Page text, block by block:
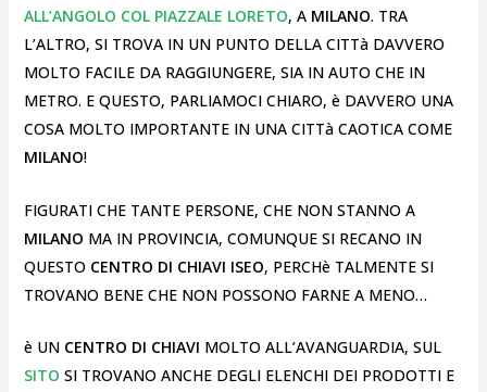
ALL’ANGOLO COL PIAZZALE LORETO, A MILANO. TRA
L’ALTRO, SI TROVA IN UN PUNTO DELLA CITTà DAVVERO
MOLTO FACILE DA RAGGIUNGERE, SIA IN AUTO CHE IN
METRO. E QUESTO, PARLIAMOCI CHIARO, è DAVVERO UNA
COSA MOLTO IMPORTANTE IN UNA CITTà CAOTICA COME
MILANO!
FIGURATI CHE TANTE PERSONE, CHE NON STANNO A
MILANO MA IN PROVINCIA, COMUNQUE SI RECANO IN
QUESTO CENTRO DI CHIAVI ISEO, PERCHè TALMENTE SI
TROVANO BENE CHE NON POSSONO FARNE A MENO…
è UN CENTRO DI CHIAVI MOLTO ALL’AVANGUARDIA, SUL
SITO SI TROVANO ANCHE DEGLI ELENCHI DEI PRODOTTI E